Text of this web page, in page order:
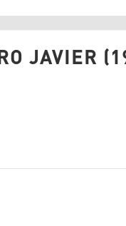
aquí
JAVIER